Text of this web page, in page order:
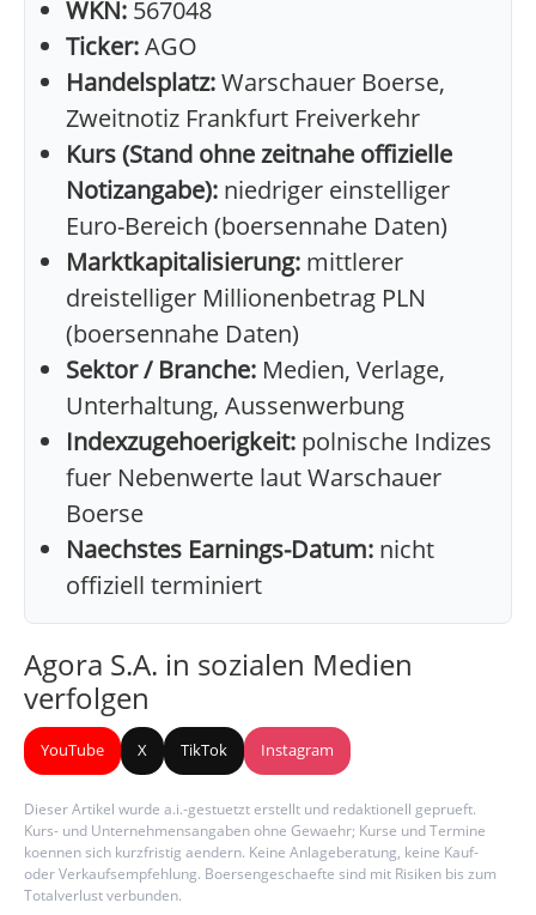
WKN: 567048
Ticker:AGO
Handelsplatz:Warschauer Boerse,
Zweitnotiz Frankfurt Freiverkehr
Kurs (Stand ohne zeitnahe offizielle
Notizangabe): niedriger einstelliger
Euro-Bereich (boersennahe Daten)
Marktkapitalisierung: mittlerer
dreistelliger Millionenbetrag PLN
(boersennahe Daten)
Sektor / Branche: Medien, Verlage,
Unterhaltung, Aussenwerbung
Indexzugehoerigkeit: polnische Indizes
fuer Nebenwerte laut Warschauer
Boerse
Naechstes Earnings-Datum: nicht
offiziell terminiert
Agora S.A. in sozialen Medien
verfolgen
YouTube X TikTok Instagram
Dieser Artikel wurde a.i.-gestuetzt erstellt und redaktionell geprueft.
Kurs- und Unternehmensangaben ohne Gewaehr; Kurse und Termine
koennen sich kurzfristig aendern. Keine Anlageberatung, keine Kauf-
oder Verkaufsempfehlung. Boersengeschaefte sind mit Risiken bis zum
Totalverlust verbunden.